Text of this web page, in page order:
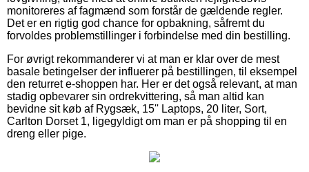
monitoreres af fagmænd som forstår de gældende regler.
Det er en rigtig god chance for opbakning, såfremt du
forvoldes problemstillinger i forbindelse med din bestilling.
For øvrigt rekommanderer vi at man er klar over de mest
basale betingelser der influerer på bestillingen, til eksempel
den returret e-shoppen har. Her er det også relevant, at man
stadig opbevarer sin ordrekvittering, så man altid kan
bevidne sit køb af Rygsæk, 15'' Laptops, 20 liter, Sort,
Carlton Dorset 1, ligegyldigt om man er på shopping til en
dreng eller pige.